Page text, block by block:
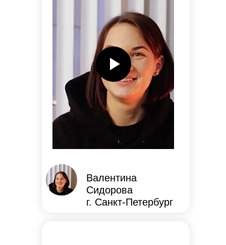
Валентина
Сидорова
г. Санкт-Петербург